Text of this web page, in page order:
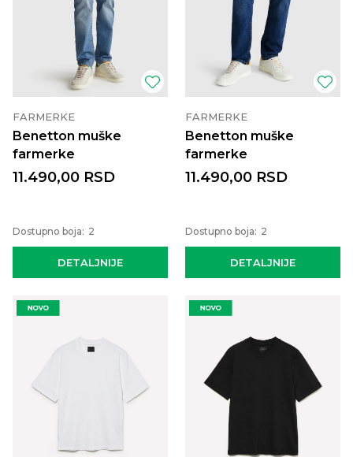
FARMERKE
Benetton muške
farmerke
DETALJNIJE
11.490,00 RSD
Dostupno boja: 2
FARMERKE
Benetton muške
farmerke
DETALJNIJE
11.490,00 RSD
Dostupno boja: 2